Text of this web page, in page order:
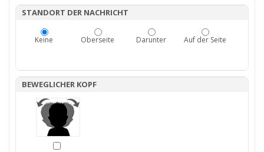
STANDORT DER NACHRICHT
Keine Oberseite Darunter Auf der Seite
BEWEGLICHER KOPF